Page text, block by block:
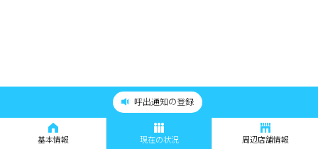
呼出通知の登録
基本情報 現在の状況 周辺店舗情報